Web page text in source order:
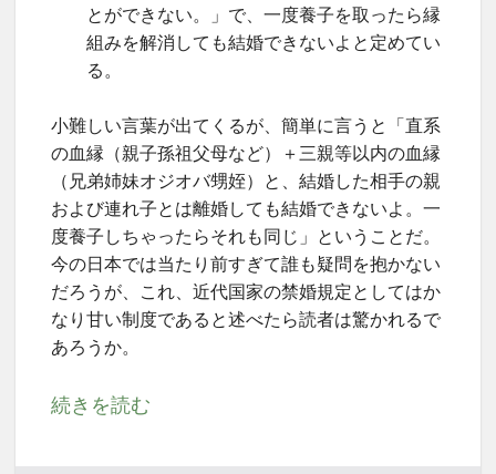
とができない。」で、一度養子を取ったら縁
組みを解消しても結婚できないよと定めてい
る。
小難しい言葉が出てくるが、簡単に言うと「直系
の血縁（親子孫祖父母など）＋三親等以内の血縁
（兄弟姉妹オジオバ甥姪）と、結婚した相手の親
および連れ子とは離婚しても結婚できないよ。一
度養子しちゃったらそれも同じ」ということだ。
今の日本では当たり前すぎて誰も疑問を抱かない
だろうが、これ、近代国家の禁婚規定としてはか
なり甘い制度であると述べたら読者は驚かれるで
あろうか。
続きを読む